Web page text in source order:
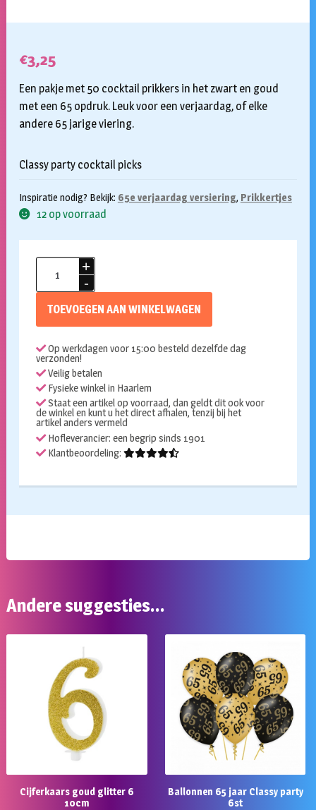
€3,25
Een pakje met 50 cocktail prikkers in het zwart en goud
met een 65 opdruk. Leuk voor een verjaardag, of elke
andere 65 jarige viering.
Classy party cocktail picks
Inspiratie nodig? Bekijk: 65e verjaardag versiering, Prikkertjes
12 op voorraad
Cocktailprikkers
50st
aantal
TOEVOEGEN AAN WINKELWAGEN
Op werkdagen voor 15:00 besteld dezelfde dag
verzonden!
Veilig betalen
Fysieke winkel in Haarlem
Staat een artikel op voorraad, dan geldt dit ook voor
de winkel en kunt u het direct afhalen, tenzij bij het
artikel anders vermeld
Hofleverancier: een begrip sinds 1901
Klantbeoordeling:
Andere suggesties…
Cijferkaars goud glitter 6
10cm
Ballonnen 65 jaar Classy party
6st